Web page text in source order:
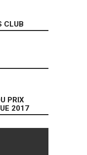
CLUB
PRIX
2017